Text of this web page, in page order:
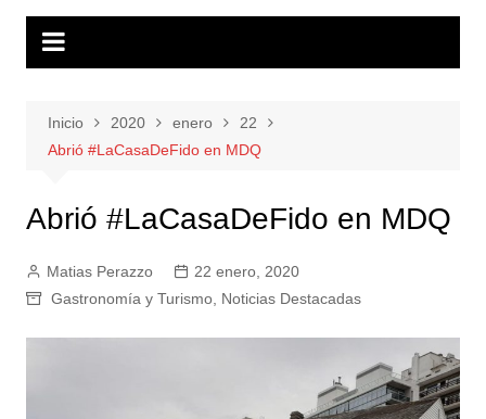
Inicio 2020 enero
22
Abrió #LaCasaDeFido en MDQ
Abrió #LaCasaDeFido en MDQ
Matias Perazzo
22 enero, 2020
Gastronomía y Turismo, Noticias Destacadas